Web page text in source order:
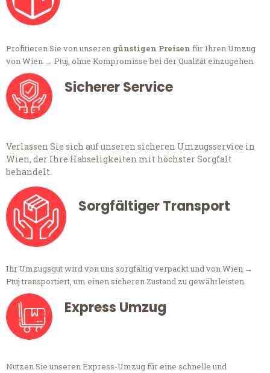
Profitieren Sie von unseren günstigen Preisen für Ihren Umzug
von Wien → Ptuj, ohne Kompromisse bei der Qualität einzugehen.
Sicherer Service
Verlassen Sie sich auf unseren sicheren Umzugsservice in
Wien, der Ihre Habseligkeiten mit höchster Sorgfalt
behandelt.
Sorgfältiger Transport
Ihr Umzugsgut wird von uns sorgfältig verpackt und von Wien →
Ptuj transportiert, um einen sicheren Zustand zu gewährleisten.
Express Umzug
Nutzen Sie unseren Express-Umzug für eine schnelle und